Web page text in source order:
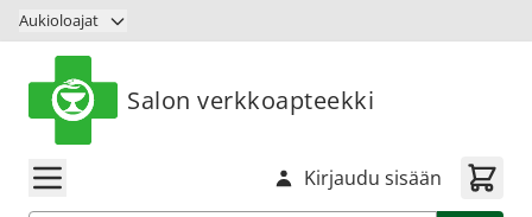
Siirry sisältöön
Aukioloajat
Salon verkkoapteekki
Kirjaudu sisään